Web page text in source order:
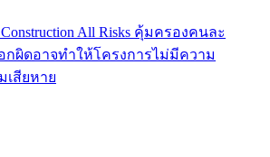
All Risks คุ้มครองคนละ
กผิดอาจทำให้โครงการไม่มีความ
เสียหาย